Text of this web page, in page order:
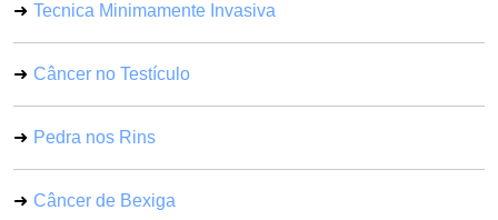
Tecnica Minimamente Invasiva
Câncer no Testículo
Pedra nos Rins
Câncer de Bexiga